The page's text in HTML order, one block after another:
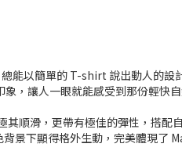
能以簡單的 T-shirt 說出動人的
，讓人一眼就能感受到那份輕快自
順滑，更帶有極佳的彈性，搭
景下顯得格外生動，完美體現